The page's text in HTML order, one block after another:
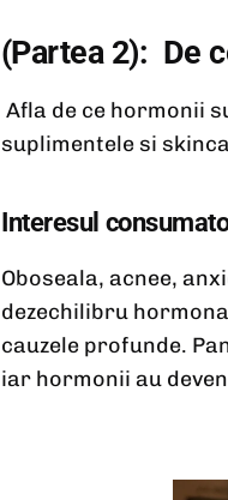
(Partea 2): De
Afla de ce hormonii
suplimentele si
Interesul
Oboseala, acnee,
dezechilibru
cauzele profunde.
iar hormonii au